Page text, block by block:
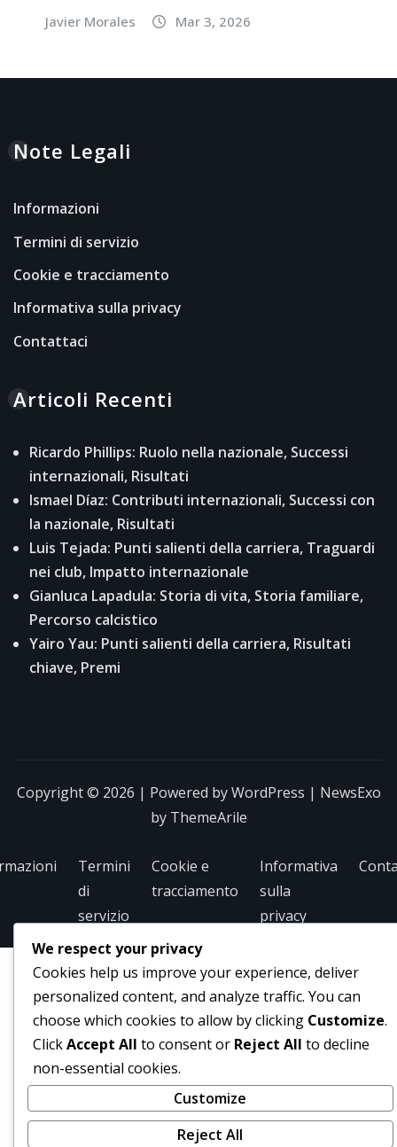
Javier Morales Mar 3, 2026
Note Legali
Informazioni
Termini di servizio
Cookie e tracciamento
Informativa sulla privacy
Contattaci
Articoli Recenti
Ricardo Phillips: Ruolo nella nazionale, Successi
internazionali, Risultati
Ismael Díaz: Contributi internazionali, Successi con
la nazionale, Risultati
Luis Tejada: Punti salienti della carriera, Traguardi
nei club, Impatto internazionale
Gianluca Lapadula: Storia di vita, Storia familiare,
Percorso calcistico
Yairo Yau: Punti salienti della carriera, Risultati
chiave, Premi
Copyright © 2026 | Powered byWordPress | NewsExo
by ThemeArile
Termini
di
servizio
Cookie e
tracciamento
Informativa
sulla
privacy
We respect your privacy
Cookies help us improve your experience, deliver
personalized content, and analyze traffic. You can
choose which cookies to allow by clicking Customize.
ClickAccept All to consent or Reject All to decline
non-essential cookies.
Customize
Reject All